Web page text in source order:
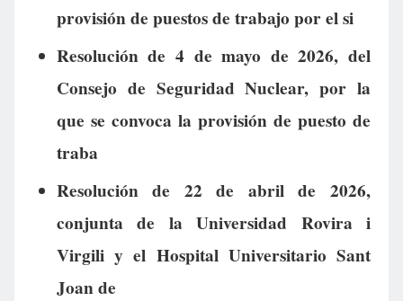
provisión de puestos de trabajo por el si
Resolución de 4 de mayo de 2026, del
Consejo de Seguridad Nuclear, por la
que se convoca la provisión de puesto de
traba
Resolución de 22 de abril de 2026,
conjunta de la Universidad Rovira i
Virgili y el Hospital Universitario Sant
Joan de